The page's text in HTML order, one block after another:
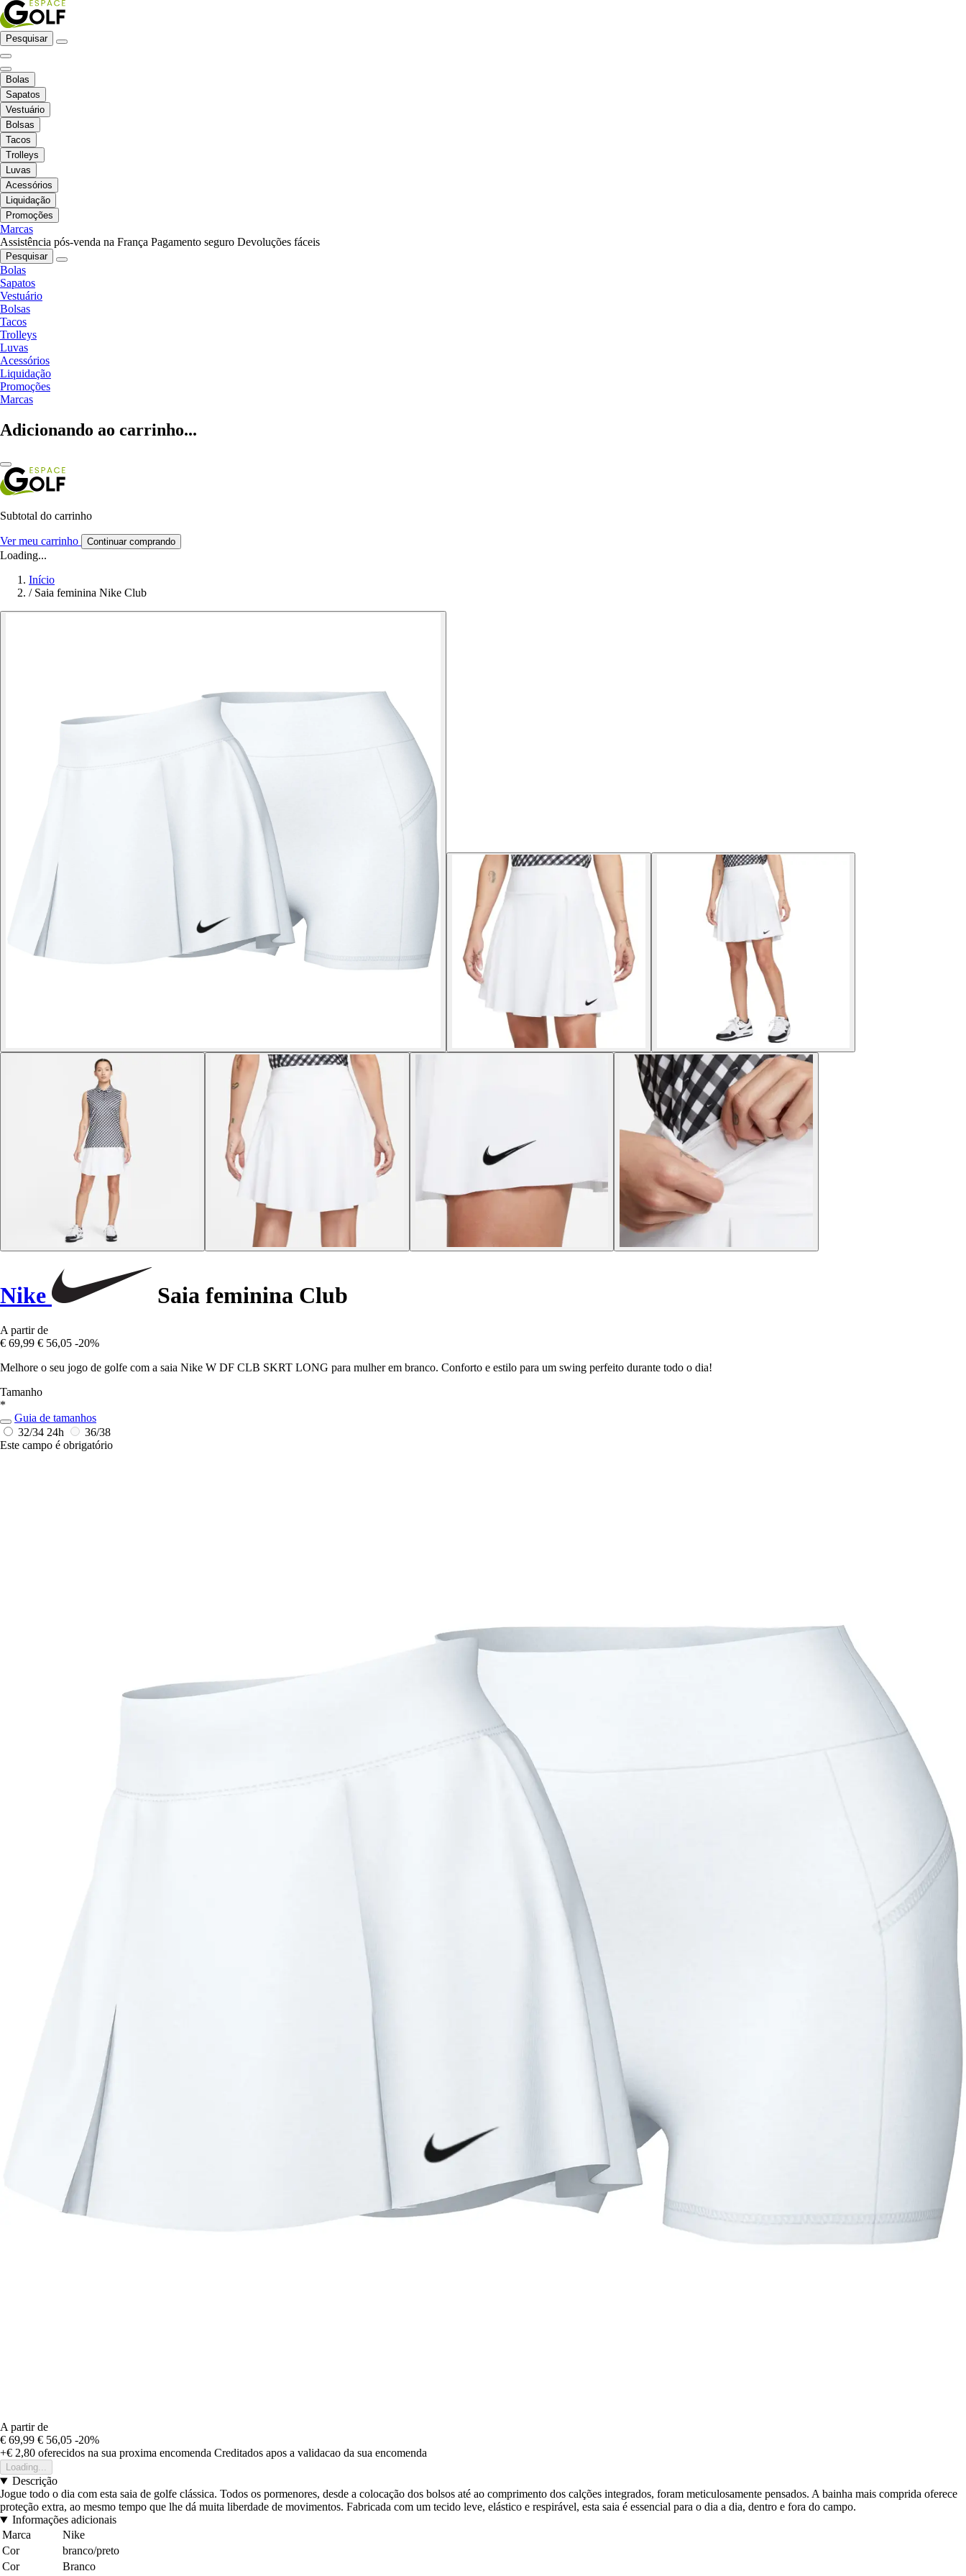
Pesquisar
Bolas
Sapatos
Vestuário
Bolsas
Tacos
Trolleys
Luvas
Acessórios
Liquidação
Promoções
Marcas
Assistência pós-venda na França Pagamento seguro Devoluções fáceis
Pesquisar
Bolas
Sapatos
Vestuário
Bolsas
Tacos
Trolleys
Luvas
Acessórios
Liquidação
Promoções
Marcas
Adicionando ao carrinho...
Subtotal do carrinho
Ver meu carrinho Continuar comprando
Loading...
Início
/ Saia feminina Nike Club
Nike Saia feminina Club
A partir de
€ 69,99 € 56,05 -20%
Melhore o seu jogo de golfe com a saia Nike W DF CLB SKRT LONG para mulher em branco. Conforto e estilo para um swing perfeito durante todo o dia!
Tamanho
*
Guia de tamanhos
32/34 24h
36/38
Este campo é obrigatório
A partir de
€ 69,99 € 56,05 -20%
+€ 2,80 oferecidos na sua proxima encomenda Creditados apos a validacao da sua encomenda
Loading...
Descrição
Jogue todo o dia com esta saia de golfe clássica. Todos os pormenores, desde a colocação dos bolsos até ao comprimento dos calções integrados, foram meticulosamente pensados. A bainha mais comprida oferece
proteção extra, ao mesmo tempo que lhe dá muita liberdade de movimentos. Fabricada com um tecido leve, elástico e respirável, esta saia é essencial para o dia a dia, dentro e fora do campo.
Informações adicionais
Marca
Nike
Cor
branco/preto
Cor
Branco